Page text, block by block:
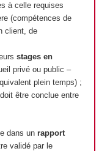
à celle requises
(compétences de
client, de
stages en
privé ou public –
plein temps) ;
être conclue entre
dans un rapport
validé par le